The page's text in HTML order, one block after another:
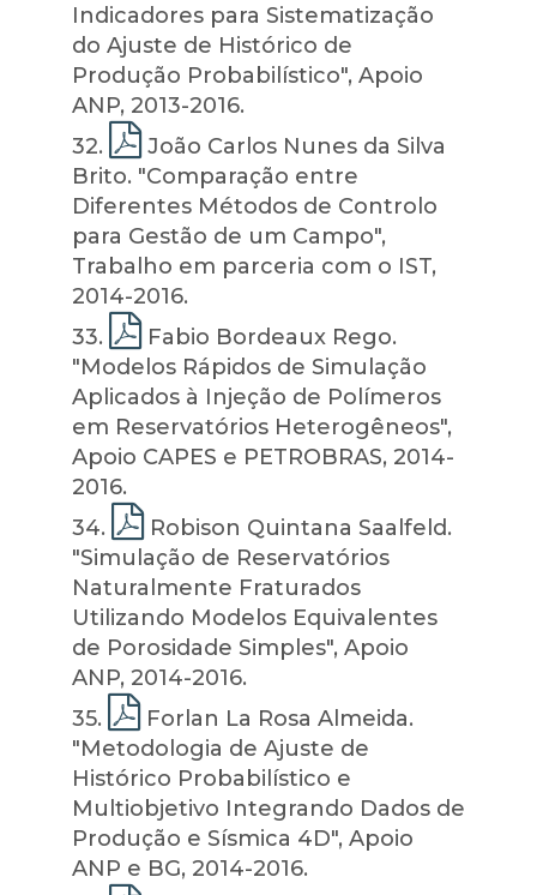
Indicadores para Sistematização
do Ajuste de Histórico de
Produção Probabilístico", Apoio
ANP, 2013-2016.
32.
João Carlos Nunes da Silva
Brito. "Comparação entre
Diferentes Métodos de Controlo
para Gestão de um Campo",
Trabalho em parceria com o IST,
2014-2016.
33.
Fabio Bordeaux Rego.
"Modelos Rápidos de Simulação
Aplicados à Injeção de Polímeros
em Reservatórios Heterogêneos",
Apoio CAPES e PETROBRAS, 2014-
2016.
34.
Robison Quintana Saalfeld.
"Simulação de Reservatórios
Naturalmente Fraturados
Utilizando Modelos Equivalentes
de Porosidade Simples", Apoio
ANP, 2014-2016.
35.
Forlan La Rosa Almeida.
"Metodologia de Ajuste de
Histórico Probabilístico e
Multiobjetivo Integrando Dados de
Produção e Sísmica 4D", Apoio
ANP e BG, 2014-2016.